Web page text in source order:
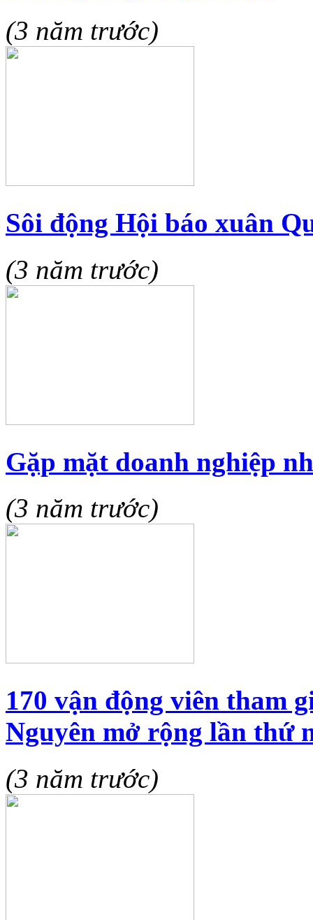
(3 năm trước)
Sôi động Hội báo xuân
(3 năm trước)
Gặp mặt doanh nghiệp
(3 năm trước)
170 vận động viên tham
Nguyên mở rộng lần thứ
(3 năm trước)